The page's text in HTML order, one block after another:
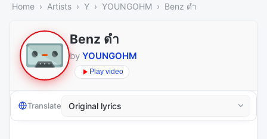
Home Artists Y YOUNGOHM Benz ดำ
Benz ดำ
by YOUNGOHM
Play video
Translate